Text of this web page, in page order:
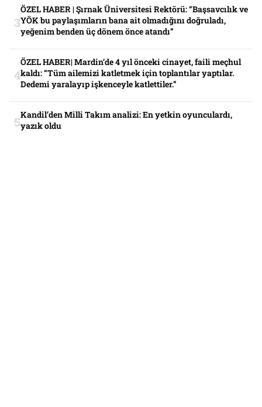
ÖZEL HABER | Şırnak Üniversitesi Rektörü: “Başsavcılık ve
YÖK bu paylaşımların bana ait olmadığını doğruladı,
yeğenim benden üç dönem önce atandı”
ÖZEL HABER| Mardin’de 4 yıl önceki cinayet, faili meçhul
kaldı: “Tüm ailemizi katletmek için toplantılar yaptılar.
Dedemi yaralayıp işkenceyle katlettiler.”
Kandil’den Milli Takım analizi: En yetkin oyunculardı,
yazık oldu